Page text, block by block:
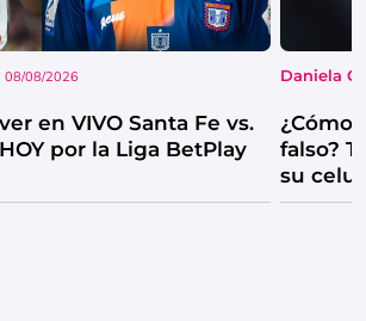
08/08/2026
en VIVO Santa Fe vs.
por la Liga BetPlay
Daniela
¿Cómo
falso?
su